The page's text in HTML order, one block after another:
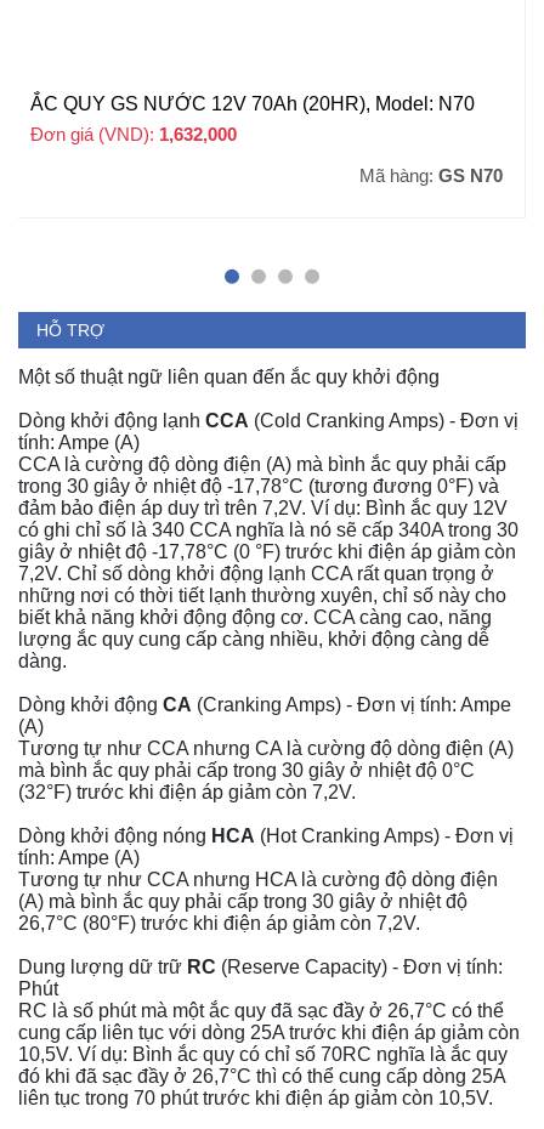
ẮC QUY GS NƯỚC 12V 70Ah (20HR), Model: N70
Đơn giá (VND): 1,632,000
Mã hàng: GS N70
HỖ TRỢ
Một số thuật ngữ liên quan đến ắc quy khởi động
Dòng khởi động lạnh CCA (Cold Cranking Amps) - Đơn vị
tính: Ampe (A)
CCA là cường độ dòng điện (A) mà bình ắc quy phải cấp
trong 30 giây ở nhiệt độ -17,78°C (tương đương 0°F) và
đảm bảo điện áp duy trì trên 7,2V. Ví dụ: Bình ắc quy 12V
có ghi chỉ số là 340 CCA nghĩa là nó sẽ cấp 340A trong 30
giây ở nhiệt độ -17,78°C (0 °F) trước khi điện áp giảm còn
7,2V. Chỉ số dòng khởi động lạnh CCA rất quan trọng ở
những nơi có thời tiết lạnh thường xuyên, chỉ số này cho
biết khả năng khởi động động cơ. CCA càng cao, năng
lượng ắc quy cung cấp càng nhiều, khởi động càng dễ
dàng.
Dòng khởi động CA (Cranking Amps) - Đơn vị tính: Ampe
(A)
Tương tự như CCA nhưng CA là cường độ dòng điện (A)
mà bình ắc quy phải cấp trong 30 giây ở nhiệt độ 0°C
(32°F) trước khi điện áp giảm còn 7,2V.
Dòng khởi động nóng HCA (Hot Cranking Amps) - Đơn vị
tính: Ampe (A)
Tương tự như CCA nhưng HCA là cường độ dòng điện
(A) mà bình ắc quy phải cấp trong 30 giây ở nhiệt độ
26,7°C (80°F) trước khi điện áp giảm còn 7,2V.
Dung lượng dữ trữ RC (Reserve Capacity) - Đơn vị tính:
Phút
RC là số phút mà một ắc quy đã sạc đầy ở 26,7°C có thể
cung cấp liên tục với dòng 25A trước khi điện áp giảm còn
10,5V. Ví dụ: Bình ắc quy có chỉ số 70RC nghĩa là ắc quy
đó khi đã sạc đầy ở 26,7°C thì có thể cung cấp dòng 25A
liên tục trong 70 phút trước khi điện áp giảm còn 10,5V.